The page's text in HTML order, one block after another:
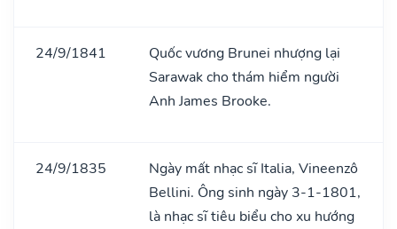
24/9/1841
Quốc vương Brunei nhượng lại
Sarawak cho thám hiểm người
Anh James Brooke.
24/9/1835
Ngày mất nhạc sĩ Italia, Vineenzô
Bellini. Ông sinh ngày 3-1-1801,
là nhạc sĩ tiêu biểu cho xu hướng